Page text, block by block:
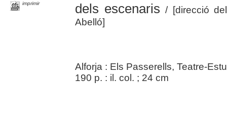
imprimir
dels escenaris / [direcció
Abelló]
Alforja : Els Passerells, Teatre-
190 p. : il. col. ; 24 cm